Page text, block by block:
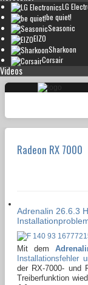
LG
be quiet!
Seasonic
EIZO
Sharkoon
Corsair
Videos
Radeon RX 7000
Adrenalin 26.6.3
Mit dem
Installationsfehler
der RX-7000- und
Treiberfunktion